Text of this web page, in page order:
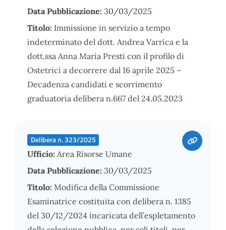
Data Pubblicazione: 30/03/2025
Titolo: Immissione in servizio a tempo
indeterminato del dott. Andrea Varrica e la
dott.ssa Anna Maria Presti con il profilo di
Ostetrici a decorrere dal 16 aprile 2025 –
Decadenza candidati e scorrimento
graduatoria delibera n.667 del 24.05.2023
Delibera n. 323/2025
Ufficio: Area Risorse Umane
Data Pubblicazione: 30/03/2025
Titolo: Modifica della Commissione
Esaminatrice costituita con delibera n. 1385
del 30/12/2024 incaricata dell’espletamento